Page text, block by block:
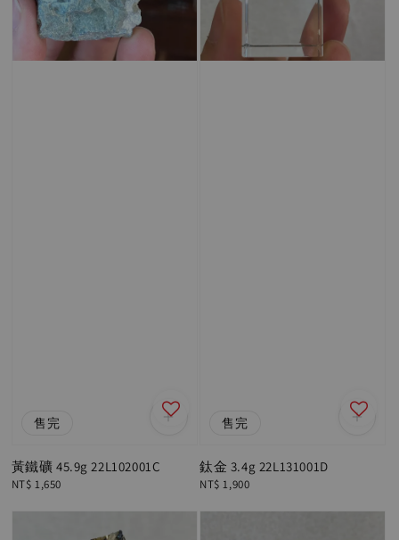
售完
黃鐵礦 45.9g 22L102001C
Regular
NT$ 1,650
售完
鈦金 3.4g 22L131001D
Regular
NT$ 1,900